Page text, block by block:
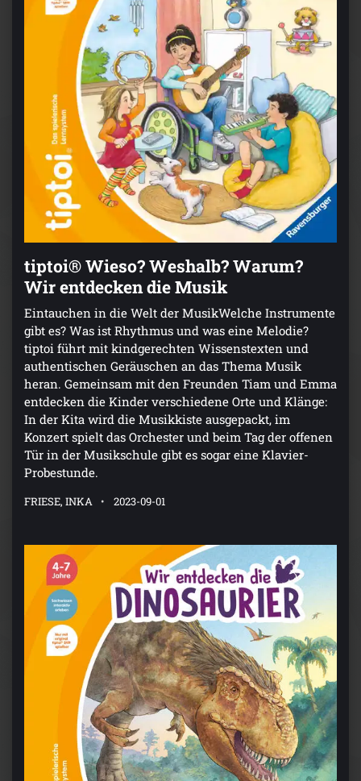
tiptoi® Wieso? Weshalb? Warum?
Wir entdecken die Musik
Eintauchen in die Welt der MusikWelche Instrumente
gibt es? Was ist Rhythmus und was eine Melodie?
tiptoi führt mit kindgerechten Wissenstexten und
authentischen Geräuschen an das Thema Musik
heran. Gemeinsam mit den Freunden Tiam und Emma
entdecken die Kinder verschiedene Orte und Klänge:
In der Kita wird die Musikkiste ausgepackt, im
Konzert spielt das Orchester und beim Tag der offenen
Tür in der Musikschule gibt es sogar eine Klavier-
Probestunde.
FRIESE, INKA 2023-09-01